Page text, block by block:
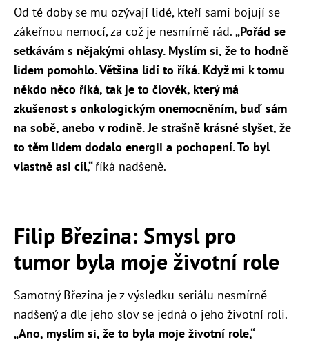
Od té doby se mu ozývají lidé, kteří sami bojují se
zákeřnou nemocí, za což je nesmírně rád. „Pořád se
setkávám s nějakými ohlasy. Myslím si, že to hodně
lidem pomohlo. Většina lidí to říká. Když mi k tomu
někdo něco říká, tak je to člověk, který má
zkušenost s onkologickým onemocněním, buď sám
na sobě, anebo v rodině. Je strašně krásné slyšet, že
to těm lidem dodalo energii a pochopení. To byl
vlastně asi cíl,“říká nadšeně.
Filip Březina: Smysl pro
tumor byla moje životní role
Samotný Březina je z výsledku seriálu nesmírně
nadšený a dle jeho slov se jedná o jeho životní roli.
„Ano, myslím si, že to byla moje životní role,“